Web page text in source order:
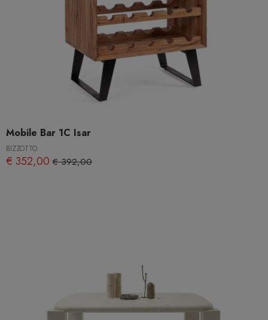
Mobile Bar 1C Isar
BIZZOTTO
€ 352,00 € 392,00